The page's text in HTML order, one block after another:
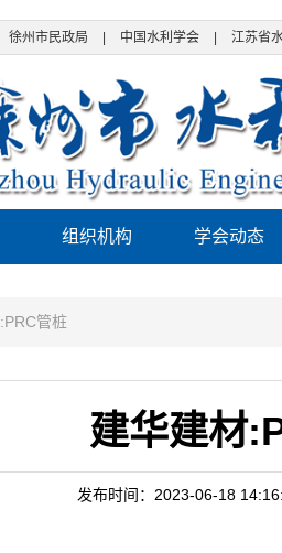
徐州市民政局 中国水利学会 江苏省
组织机构 学会动态
管桩
建华建材
发布时间：2023-06-18